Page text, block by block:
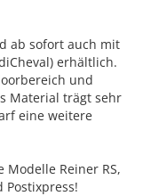
ab sofort auch mit
erhältlich.
und
Material trägt sehr
eine weitere
Modelle Reiner RS,
Postixpress!